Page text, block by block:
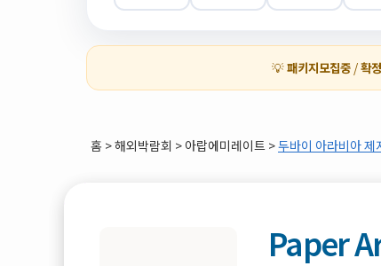
💡패키지모집중/확
홈 >해외박람회 > 아랍에미레이트 >두바이 아라비아
Paper